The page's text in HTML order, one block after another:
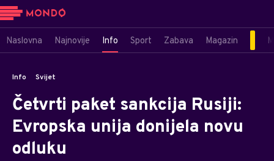
Naslovna Najnovije Info Sport Zabava Magazin
Info Svijet
Četvrti paket sankcija Rusiji:
Evropska unija donijela novu
odluku